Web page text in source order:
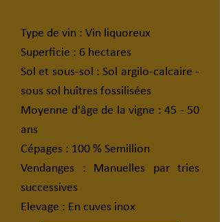
Type de vin : Vin liquoreux
Superficie : 6 hectares
Sol et sous-sol : Sol argilo-calcaire -
sous sol huîtres fossilisées
Moyenne d'âge de la vigne : 45 - 50
ans
Cépages : 100 % Semillion
Vendanges : Manuelles par tries
successives
Elevage : En cuves inox